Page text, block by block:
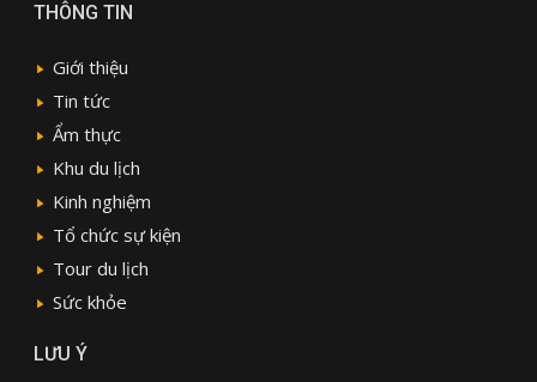
THÔNG TIN
Giới thiệu
Tin tức
Ẩm thực
Khu du lịch
Kinh nghiệm
Tổ chức sự kiện
Tour du lịch
Sức khỏe
LƯU Ý